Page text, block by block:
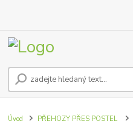
Úvod PŘEHOZY PŘES POSTEL